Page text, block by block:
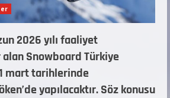
2026 yılı faaliyet
Snowboard Türkiye
mart tarihlerinde
yapılacaktır. Söz konusu